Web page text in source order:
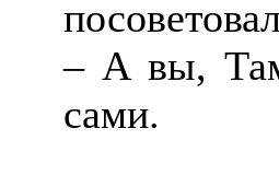
– А вы,
сами.